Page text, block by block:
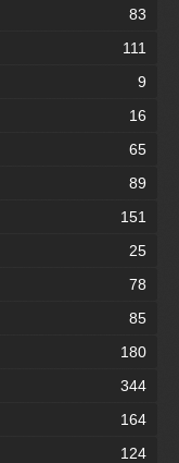
83
111
9
16
65
89
151
25
78
85
180
344
164
124